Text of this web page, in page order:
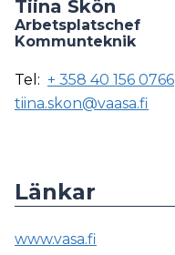
Tiina Skön
Arbetsplatschef
Kommunteknik
Tel: + 358 40 156 0766
tiina.skon@vaasa.fi
Länkar
www.vasa.fi